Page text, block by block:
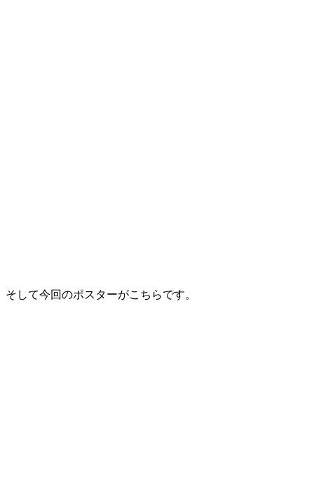
そして今回のポスターがこちらです。